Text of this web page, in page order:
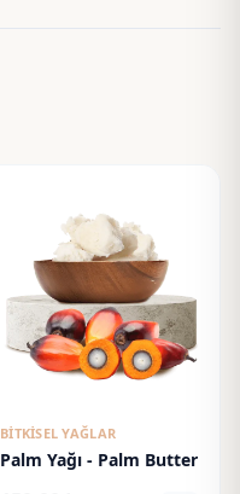
BITKISEL YAĞLAR
Palm Yağı - Palm Butter